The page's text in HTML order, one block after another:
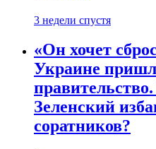
3 недели спустя
«Он хочет
Украине
Зеленский
соратников?